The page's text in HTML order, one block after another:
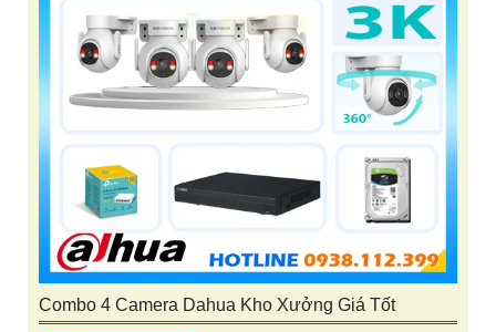
Combo 4 Camera Dahua Kho Xưởng Giá Tốt